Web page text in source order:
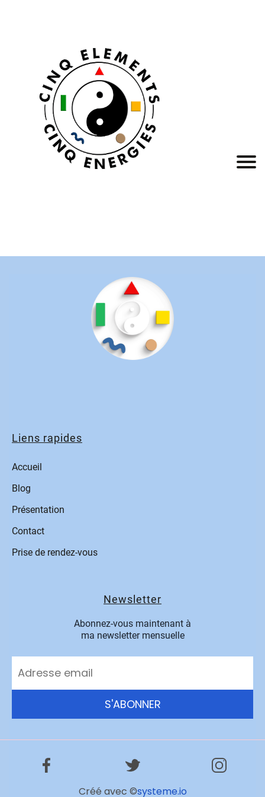
Liens rapides
Accueil
Blog
Présentation
Contact
Prise de rendez-vous
Newsletter
Abonnez-vous maintenant à
ma newsletter mensuelle
S'ABONNER
Créé avec ©systeme.io